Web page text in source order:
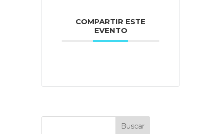
COMPARTIR ESTE
EVENTO
Buscar